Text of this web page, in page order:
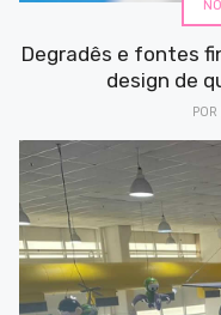
Degradês e fontes
design de
POR